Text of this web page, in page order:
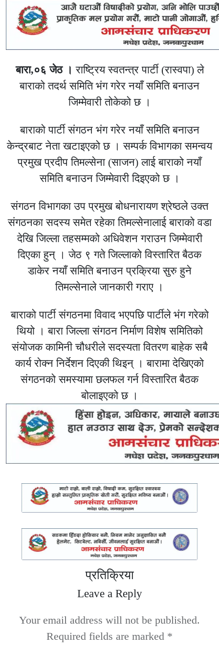
बारा,०६ जेठ । राष्ट्रिय स्वतन्त्र पार्टी (रास्वपा) ले
बाराको तदर्थ समिति भंग गरेर नयाँ समिति बनाउन
जिम्मेवारी तोकेको छ ।
बाराको पार्टी संगठन भंग गरेर नयाँ समिति बनाउन
केन्द्रबाट नेता खटाइएको छ । सम्पर्क विभागका समन्वय
प्रमुख प्रदीप तिमल्सेना (साजन) लाई बाराको नयाँ
समिति बनाउन जिम्मेवारी दिइएको छ ।
संगठन विभागका उप प्रमुख बोधनारायण श्रेष्ठले उक्त
संगठनका सदस्य समेत रहेका तिमल्सेनालाई बाराको वडा
देखि जिल्ला तहसम्मको अधिवेशन गराउन जिम्मेवारी
दिएका हुन् । जेठ ९ गते जिल्लाको विस्तारित बैठक
डाकेर नयाँ समिति बनाउन प्रक्रिया सुरु हुने
तिमल्सेनाले जानकारी गराए ।
बाराको पार्टी संगठनमा विवाद भएपछि पार्टीले भंग गरेको
थियो । बारा जिल्ला संगठन निर्माण विशेष समितिको
संयोजक कामिनी चौधरीले सदस्यता वितरण बाहेक सबै
कार्य रोक्न निर्देशन दिएकी थिइन् । बारामा देखिएको
संगठनको समस्यामा छलफल गर्न विस्तारित बैठक
बोलाइएको छ ।
प्रतिक्रिया
Leave a Reply
Your email address will not be published.
Required fields are marked *